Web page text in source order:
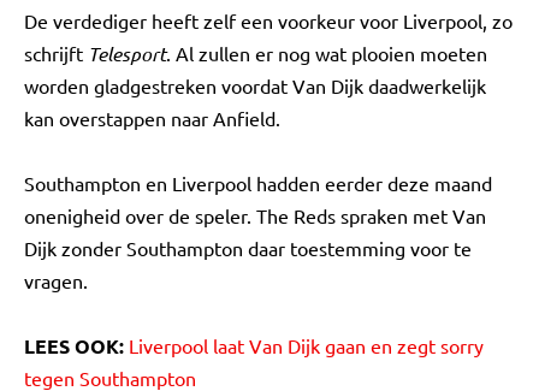
De verdediger heeft zelf een voorkeur voor Liverpool, zo
schrijft Telesport. Al zullen er nog wat plooien moeten
worden gladgestreken voordat Van Dijk daadwerkelijk
kan overstappen naar Anfield.
Southampton en Liverpool hadden eerder deze maand
onenigheid over de speler. The Reds spraken met Van
Dijk zonder Southampton daar toestemming voor te
vragen.
LEES OOK: Liverpool laat Van Dijk gaan en zegt sorry
tegen Southampton